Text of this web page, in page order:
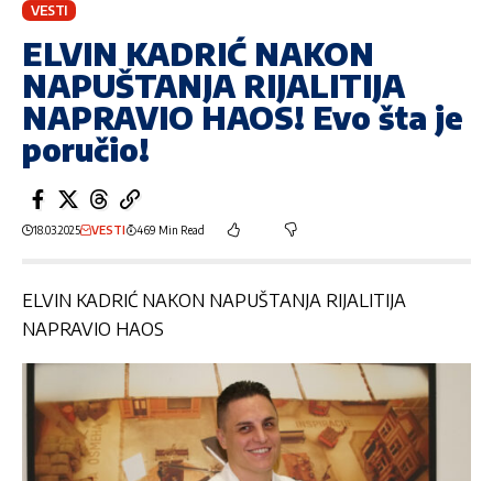
VESTI
ELVIN KADRIĆ NAKON
NAPUŠTANJA RIJALITIJA
NAPRAVIO HAOS! Evo šta je
poručio!
18.03.2025 VESTI 469 Min Read
ELVIN KADRIĆ NAKON NAPUŠTANJA RIJALITIJA
NAPRAVIO HAOS